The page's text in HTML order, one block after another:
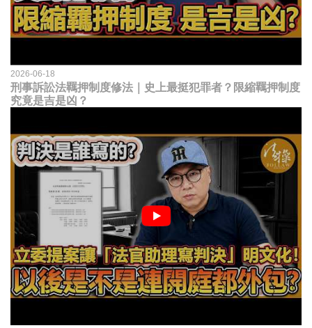
2026-06-18
刑事訴訟法羈押制度修法｜史上最挺犯罪者？限縮羈押制度
究竟是吉是凶？